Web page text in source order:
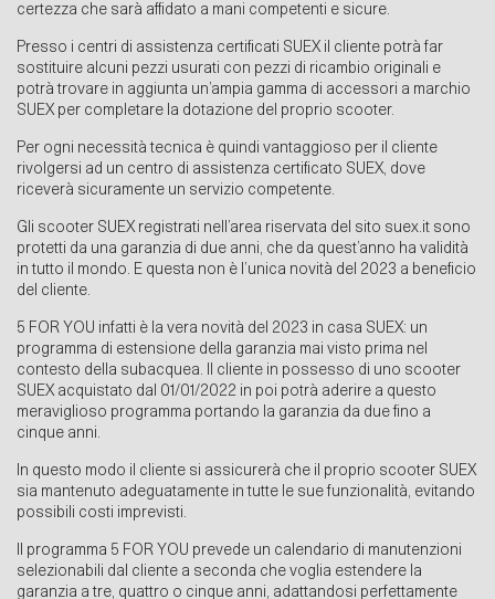
certezza che sarà affidato a mani competenti e sicure.
Presso i centri di assistenza certificati SUEX il cliente potrà far
sostituire alcuni pezzi usurati con pezzi di ricambio originali e
potrà trovare in aggiunta un’ampia gamma di accessori a marchio
SUEX per completare la dotazione del proprio scooter.
Per ogni necessità tecnica è quindi vantaggioso per il cliente
rivolgersi ad un centro di assistenza certificato SUEX, dove
riceverà sicuramente un servizio competente.
Gli scooter SUEX registrati nell’area riservata del sito suex.it sono
protetti da una garanzia di due anni, che da quest’anno ha validità
in tutto il mondo. E questa non è l’unica novità del 2023 a beneficio
del cliente.
5 FOR YOU infatti è la vera novità del 2023 in casa SUEX: un
programma di estensione della garanzia mai visto prima nel
contesto della subacquea. Il cliente in possesso di uno scooter
SUEX acquistato dal 01/01/2022 in poi potrà aderire a questo
meraviglioso programma portando la garanzia da due fino a
cinque anni.
In questo modo il cliente si assicurerà che il proprio scooter SUEX
sia mantenuto adeguatamente in tutte le sue funzionalità, evitando
possibili costi imprevisti.
Il programma 5 FOR YOU prevede un calendario di manutenzioni
selezionabili dal cliente a seconda che voglia estendere la
garanzia a tre, quattro o cinque anni, adattandosi perfettamente